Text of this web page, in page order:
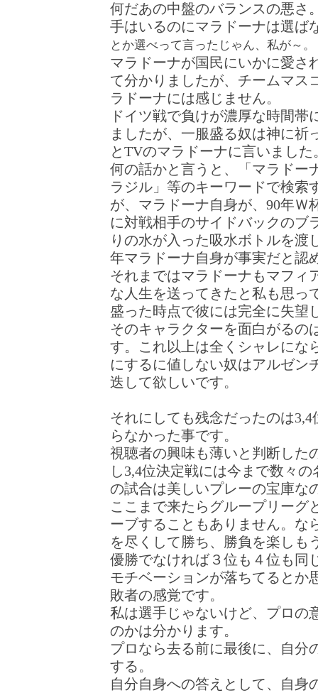
何だあの中盤のバランスの悪さ
手はいるのにマラドーナは選ば
とか選べって言ったじゃん、私が～。
マラドーナが国民にいかに愛さ
て分かりましたが、チームマス
ラドーナには感じません。
ドイツ戦で負けが濃厚な時間帯
ましたが、一服盛る奴は神に祈
とTVのマラドーナに言いました
何の話かと言うと、「マラドー
ラジル」等のキーワードで検索
が、マラドーナ自身が、90年Ｗ
に対戦相手のサイドバックのブ
りの水が入った吸水ボトルを渡
年マラドーナ自身が事実だと認
それまではマラドーナもマフィ
な人生を送ってきたと私も思っ
盛った時点で彼には完全に失望
そのキャラクターを面白がるの
す。これ以上は全くシャレにな
にするに値しない奴はアルゼン
迭して欲しいです。
それにしても残念だったのは
らなかった事です。
視聴者の興味も薄いと判断し
し3,4位決定戦には今まで数々
の試合は美しいプレーの宝庫な
ここまで来たらグループリーグ
ーブすることもありません。な
を尽くして勝ち、勝負を楽しも
優勝でなければ３位も４位も同
モチベーションが落ちてるとか
敗者の感覚です。
私は選手じゃないけど、プロの
のかは分かります。
プロなら去る前に最後に、自分
する。
自分自身への答えとして、自身